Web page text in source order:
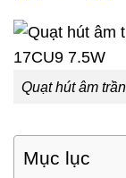
Quạt hút âm
Mục lục